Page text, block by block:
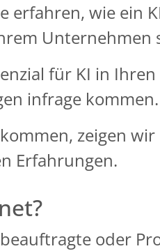
erfahren, wie ein
Unternehmen
für KI in Ihren
infrage kommen.
zeigen
Erfahrungen.
oder